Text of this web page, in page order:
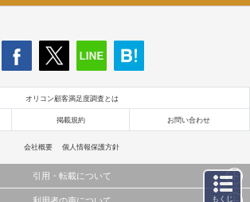
オリコン顧客満足度調査とは
掲載規約 お問い合わせ
会社概要 個人情報保護方針
引用・転載について
もくじ